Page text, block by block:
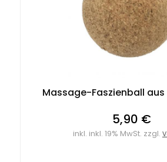
Massage-Faszienball
5,90 €
inkl. inkl. 19% MwSt. zzgl.